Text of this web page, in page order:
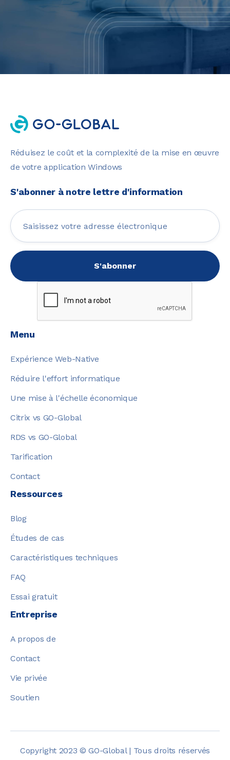
Réduisez le coût et la complexité de la mise en œuvre
de votre application Windows
S'abonner à notre lettre d'information
Menu
Expérience Web-Native
Réduire l'effort informatique
Une mise à l'échelle économique
Citrix vs GO-Global
RDS vs GO-Global
Tarification
Contact
Ressources
Blog
Études de cas
Caractéristiques techniques
FAQ
Essai gratuit
Entreprise
A propos de
Contact
Vie privée
Soutien
Copyright 2023 © GO-Global | Tous droits réservés